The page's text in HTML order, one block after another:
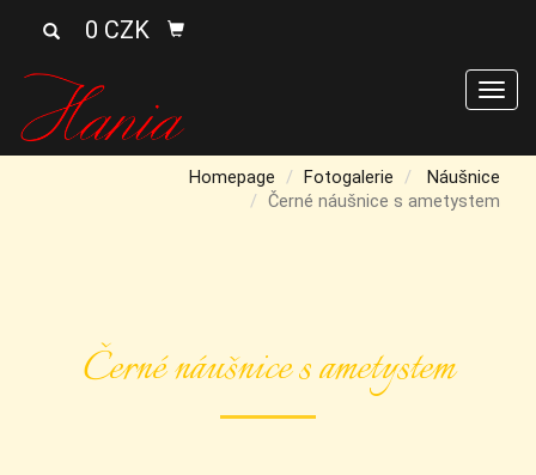
0 CZK
Homepage Fotogalerie
Náušnice
Černé náušnice s ametystem
Černé náušnice s ametystem